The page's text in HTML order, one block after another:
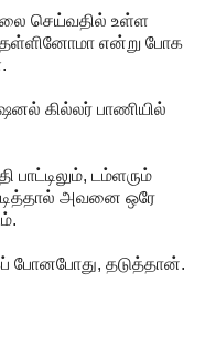
செய்வதில் உள்ள
தள்ளினோமா என்று போக
கில்லர் பாணியில்
பாட்டிலும், டம்ளரும்
அவனை ஒரே
போனபோது, தடுத்தான்.